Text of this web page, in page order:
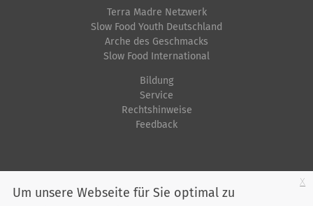
x
Um unsere Webseite für Sie optimal zu
Terra Madre Netzwerk
Slow Food Youth Deutschland
Arche des Geschmacks
Slow Food International
Bildung
Service
Rechtshinweise
Feedback